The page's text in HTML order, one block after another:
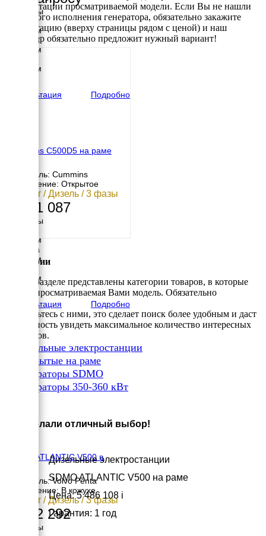
Размеры
5500 мм
Ширина
1700 мм
2550 мм
Консультация
Подробно
Cummins C500D5 на раме
Двигатель: Cummins
Исполнение: Открытое
364 кВт / Дизель / 3 фазы
6 261 087
Размеры
3430 мм
Ширина
1500 мм
2070 мм
Консультация
Подробно
комплектации просматриваемой модели. Если Вы не нашли
требуемого исполнения генератора, обязательно закажите
консультацию (вверху страницы рядом с ценой) и наш
менеджер обязательно предложит нужный вариант!
SDMO ATLANTIC V500 в
Двигатель: Volvo Penta
Исполнение: В кожухе
363 кВт / Дизель / 3 фазы
6 342 292
Размеры
Категории
В этом разделе представлены категории товаров, в которые
входит просматриваемая Вами модель. Обязательно
ознакомьтесь с ними, это сделает поиск более удобным и даст
возможность увидеть максимальное количество интересных
вариантов.
Дизельные электростанции
Открытые на раме
Генераторы SDMO
Генераторы 350-360 кВт
Вы сделали отличный выбор!
Дизельные электростанции
SDMO ATLANTIC V500 на раме
Цена: 5 486 108 i
Гарантия: 1 год